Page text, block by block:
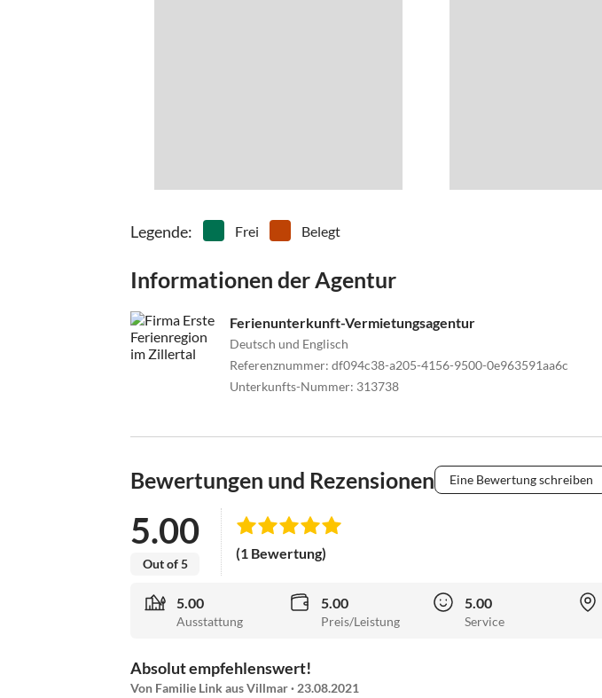
Legende: Frei Belegt
Informationen der Agentur
Ferienunterkunft-Vermietungsagentur
Deutsch und Englisch
Referenznummer: df094c38-a205-4156-9500-0e963591aa6c
Unterkunfts-Nummer: 313738
Bewertungen und Rezensionen Eine Bewertung schreiben
5.00
Out of 5
(1 Bewertung)
5.00
Ausstattung
5.00
Preis/Leistung
5.00
Service
Absolut empfehlenswert!
Von Familie Link aus Villmar · 23.08.2021